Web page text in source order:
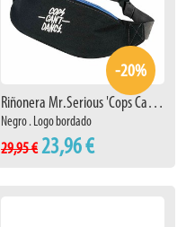
-20%
Riñonera Mr.Serious 'Cops Can't Dance' Negro
Negro . Logo bordado
29,95 € 23,96 €